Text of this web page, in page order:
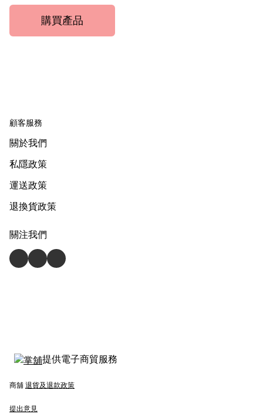
購買產品
顧客服務
關於我們
私隱政策
運送政策
退換貨政策
關注我們
提供電子商貿服務
商舖 退貨及退款政策
提出意見